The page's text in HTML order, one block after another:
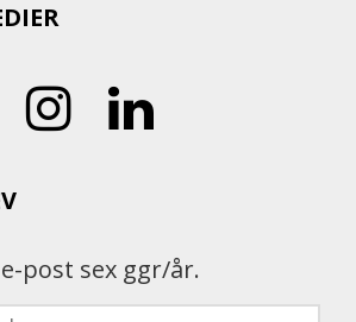
post sex ggr/år.